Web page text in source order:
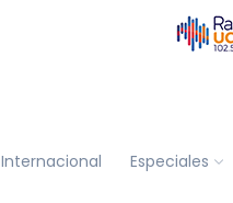
Internacional Especiales